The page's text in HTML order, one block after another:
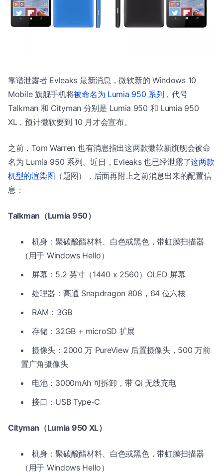
靠谱泄露者 Evleaks 最新消息，微软新的 Windows 10
Mobile 旗舰手机将被命名为 Lumia 950 系列 ，代号
Talkman 和 Cityman 分别是 Lumia 950 和 Lumia 950
XL，预计微软要到 10 月才会宣布。
之前，Tom Warren 也有消息指出这两款微软新旗舰会被命
名为 Lumia 950 系列。近日，Evleaks 也已经泄露了这两款
机型的渲染图 （题图），后面再附上之前消息出来的配置信
息：
Talkman（Lumia 950）
机身：聚碳酸酯材料、白色或黑色，带虹膜扫描器
（用于 Windows Hello）
屏幕：5.2 英寸（1440 x 2560）OLED 屏幕
处理器：高通 Snapdragon 808，64 位六核
RAM：3GB
存储：32GB + microSD 扩展
摄像头：2000 万 PureView 后置摄像头，500 万前
置广角摄像头
电池：3000mAh 可拆卸，带 Qi 无线充电
接口：USB Type-C
Cityman（Lumia 950 XL）
机身：聚碳酸酯材料、白色或黑色，带虹膜扫描器
（用于 Windows Hello）